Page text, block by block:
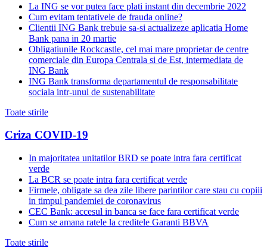
La ING se vor putea face plati instant din decembrie 2022
Cum evitam tentativele de frauda online?
Clientii ING Bank trebuie sa-si actualizeze aplicatia Home
Bank pana in 20 martie
Obligatiunile Rockcastle, cel mai mare proprietar de centre
comerciale din Europa Centrala si de Est, intermediata de
ING Bank
ING Bank transforma departamentul de responsabilitate
sociala intr-unul de sustenabilitate
Toate stirile
Criza COVID-19
In majoritatea unitatilor BRD se poate intra fara certificat
verde
La BCR se poate intra fara certificat verde
Firmele, obligate sa dea zile libere parintilor care stau cu copiii
in timpul pandemiei de coronavirus
CEC Bank: accesul in banca se face fara certificat verde
Cum se amana ratele la creditele Garanti BBVA
Toate stirile